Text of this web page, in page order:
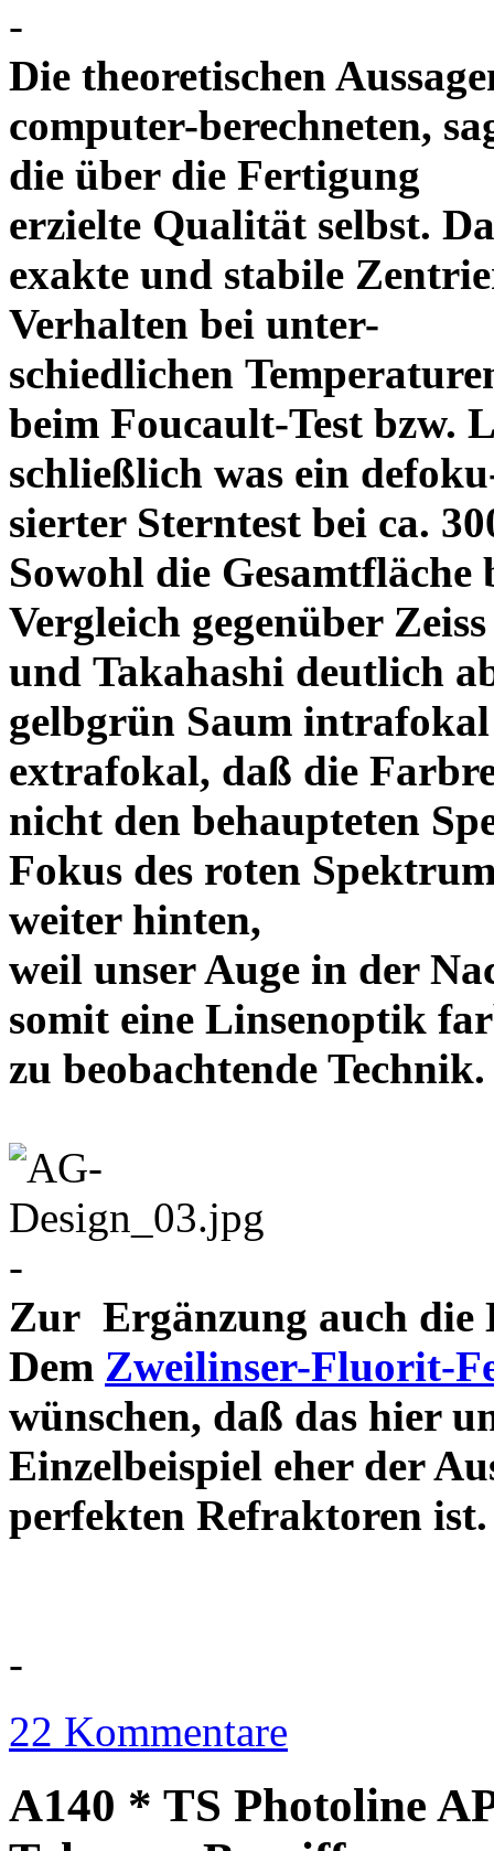
-
Die theoretischen
computer-berechneten,
die über die Fertigung
erzielte Qualität selbst.
exakte und stabile
Verhalten bei unter-
schiedlichen
beim Foucault-Test bzw.
schließlich was ein
sierter Sterntest bei ca.
Sowohl die
Vergleich gegenüber Zeiss
und Takahashi deutlich
gelbgrün Saum
extrafokal, daß die
nicht den behaupteten
Fokus des roten
weiter hinten,
weil unser Auge in der
somit eine Linsenoptik
zu beobachtende
-
Zur Ergänzung auch die
Dem Zweilinser-Fluorit-
wünschen, daß das hier
Einzelbeispiel eher der
perfekten
-
22 Kommentare
A140 * TS Photoline